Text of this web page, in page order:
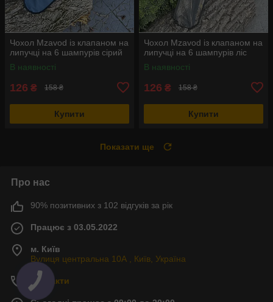
Чохол Mzavod із клапаном на
липучці на 6 шампурів сірий
В наявності
126 ₴ 158 ₴
Купити
Чохол Mzavod із клапаном на
липучці на 6 шампурів ліс
В наявності
126 ₴ 158 ₴
Купити
Показати ще
Про нас
90% позитивних з 102 відгуків за рік
Працює з 03.05.2022
м. Київ
Вулиця центральна 10А , Київ, Україна
Контакти